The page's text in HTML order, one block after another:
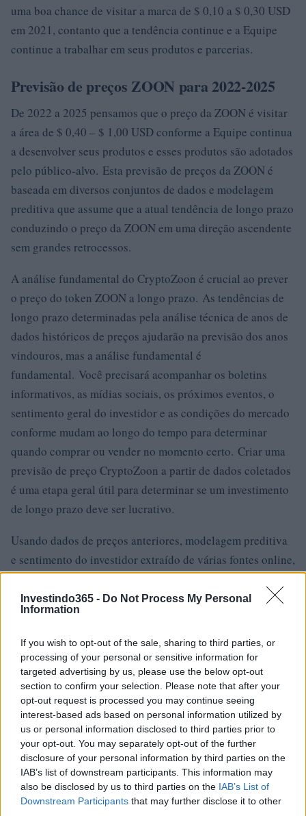
Investindo365 - Do Not Process My Personal
Information
If you wish to opt-out of the sale, sharing to third parties, or
processing of your personal or sensitive information for
targeted advertising by us, please use the below opt-out
section to confirm your selection. Please note that after your
opt-out request is processed you may continue seeing
interest-based ads based on personal information utilized by
us or personal information disclosed to third parties prior to
your opt-out. You may separately opt-out of the further
disclosure of your personal information by third parties on the
IAB’s list of downstream participants. This information may
also be disclosed by us to third parties on the IAB’s List of
Downstream Participants that may further disclose it to other
uma boa chance de visitar a marca de $ 0,10 a $ 0,30 USD
em 2021, contanto que a tendência continue e a Equipe
continue a trabalhar em seus produtos e parcerias.
Previsão de preços ZOON para 2022-2025
De 2022 a 2025 pensamos que o preço da ZOON é visitar
a área de $ 0,40 – $ 1,00 USD conforme a Equipe continua
a desenvolver seus produtos e esses produtos são adotados
pelo público-alvo. Esta previsão de preços da ZOON é
baseada em diversos conjuntos de dados e modelagem
preditiva que assume que a atual tendência de longo prazo
conduzindo o preço da ZOON em uma direção ascendente
sem grandes retrocessos.
A análise fundamental do CryptoZoon é crucial ao prever
o preço do token ZOON a longo prazo. As tendências de
longo prazo determinadas pela análise técnica de anos de
dados históricos de preços ajudarão na previsão dos anos
vindouros, mas a análise fundamental é
fundamental. Você precisará acompanhar os boletins
informativos, as mídias sociais, os próximos eventos, o
sentimento geral do investidor e as condições do mercado
conforme mudam ao longo do tempo para determinar
quando comprar ou vender no momento certo. Criar uma
previsão de preço CryptoZoon a partir de dados coletados
é uma etapa geral útil para determinar se um investimento
de longo prazo deve ser lucrativo.
Usando dados de preços anteriores, modelagem preditiva
e sentimento do investidor extraído de várias fontes online,
uma previsão de preço do CryptoZoon (ZOON) de cerca
de $ 0,40 – $ 1,00 USD é o que nossos dados mostram que
poderia ser possível em 2022-2025 dados os fundamentos
do CryptoZoon e dados de preços anteriores do token
ZOON.
CryptoZoon (ZOON) é um bom
investimento?
Ao decidir se CryptoZoon (ZOON) é um bom investimento
para você, levar em consideração o risco e a recompensa é
crucial. Podemos prever o preço da ZOON tanto a curto
como a longo prazo, mas as expectativas têm de ser